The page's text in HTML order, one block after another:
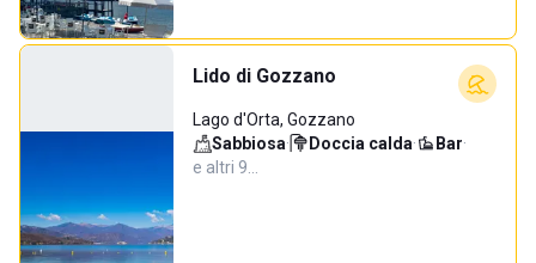
Lido di Gozzano
Lago d'Orta, Gozzano
Sabbiosa· Doccia calda· Bar·
e altri 9…